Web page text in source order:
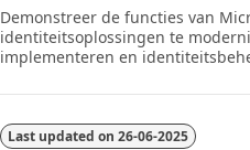
Demonstreer de functies van
identiteitsoplossingen te
implementeren en
Last updated on 26-06-2025